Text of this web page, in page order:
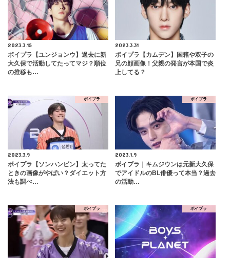
2023.3.15
ボイプラ【ユンジョンウ】過去に新
大久保で活動してたってマジ？順位
の推移も…
2023.3.31
ボイプラ【カムデン】国籍や双子の
兄の顔画像！父親の発言が本国で炎
上してる？
ボイプラ
2023.3.9
ボイプラ【ソンハンビン】太ってた
ときの画像がやばい？ダイエット方
法も調べ…
ボイプラ
2023.1.9
ボイプラ｜キムジウンは元新大久保
でアイドルのBL俳優って本当？過去
の活動…
ボイプラ ボイプラ